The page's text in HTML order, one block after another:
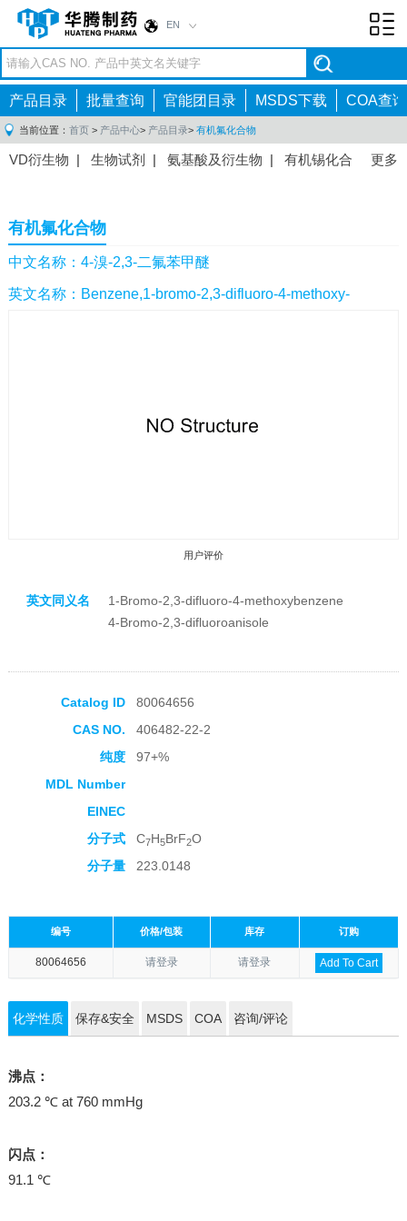
EN
产品目录 批量查询 官能团目录 MSDS下载 COA查询
当前位置： 首页 > 产品中心> 产品目录> 有机氟化合物
更多
VD衍生物 | 生物试剂 | 氨基酸及衍生物 | 有机锡化合
间体|抗高血压药物中间体
感染药物中间体|
体 |抗精神病药物中间体 | 抗炎药物中间体
药中间体|其他原料药中间体|
有机氟化合物
中文名称：4-溴-2,3-二氟苯甲醚
英文名称：Benzene,1-bromo-2,3-difluoro-4-methoxy-
用户评价
英文同义名
1-Bromo-2,3-difluoro-4-methoxybenzene
4-Bromo-2,3-difluoroanisole
Catalog ID
80064656
CAS NO.
406482-22-2
纯度
97+%
MDL Number
EINEC
分子式
C7H5BrF2O
分子量
223.0148
编号 价格/包装 库存 订购
80064656 请登录 请登录 Add To Cart
化学性质 保存&安全 MSDS COA 咨询/评论
沸点：
203.2 ℃ at 760 mmHg
闪点：
91.1 ℃